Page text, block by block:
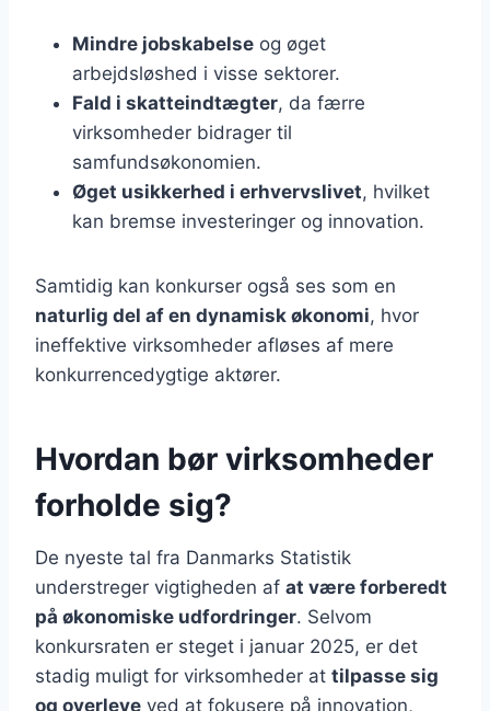
Mindre jobskabelse og øget
arbejdsløshed i visse sektorer.
Fald i skatteindtægter, da færre
virksomheder bidrager til
samfundsøkonomien.
Øget usikkerhed i erhvervslivet, hvilket
kan bremse investeringer og innovation.
Samtidig kan konkurser også ses som en
naturlig del af en dynamisk økonomi, hvor
ineffektive virksomheder afløses af mere
konkurrencedygtige aktører.
Hvordan bør virksomheder
forholde sig?
De nyeste tal fra Danmarks Statistik
understreger vigtigheden af at være forberedt
på økonomiske udfordringer. Selvom
konkursraten er steget i januar 2025, er det
stadig muligt for virksomheder at tilpasse sig
og overleve ved at fokusere på innovation,